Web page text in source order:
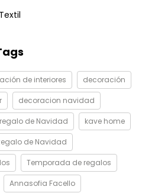
Textil
de interiores decoración
decoracion navidad
de Navidad kave home
de Navidad
Temporada de regalos
Annasofia Facello